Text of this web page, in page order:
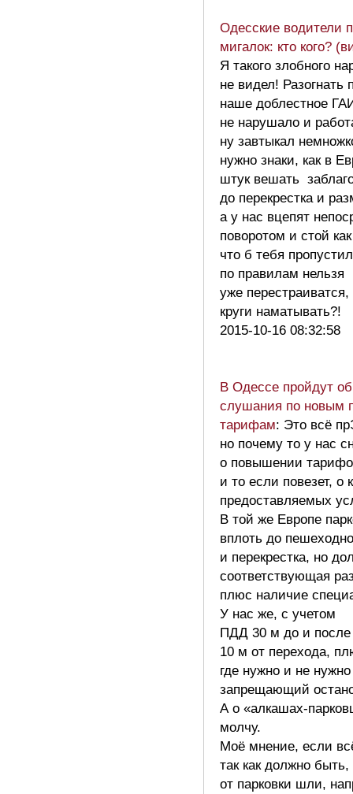
Одесские водители
мигалок: кто кого?
Я такого злобного
не видел!
наше доблестное
не нарушало и
ну завтыкал
нужно знаки, как в
штук вешать
до перекрестка и
а у нас вцепят
поворотом и стой
что б тебя
по правилам нельзя
уже перестраиватся,
круги наматывать?!
2015-10-16 08:32:58
В Одессе пройдут
слушания по новым
тарифам: Это всё
но почему то у нас
о повышении
и то если повезет, о
предоставляемых
В той же Европе
вплоть до
и перекрестка, но
соответствующая
плюс наличие
У нас же, с учетом
ПДД 30 м до и после
10 м от перехода,
где нужно и не нужно
запрещающий
А о «алкашах-
молчу.
Моё мнение, если
так как должно
от парковки шли,